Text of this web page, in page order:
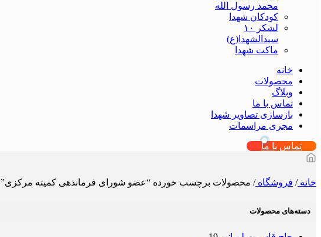
محمد رسول الله
کودکان شهدا
لشکر ۱۰
سیدالشهدا(ع)
ماکت شهدا
خانه
محصولات
وبلاگ
تماس با ما
بازسازی تصاویر شهدا
مجری مراسمات
تماس با ما
خانه/ فروشگاه/ محصولات برچسب خورده “عضو شورای فرماندهی کمیته مرکزی”
دسته‌های محصولات